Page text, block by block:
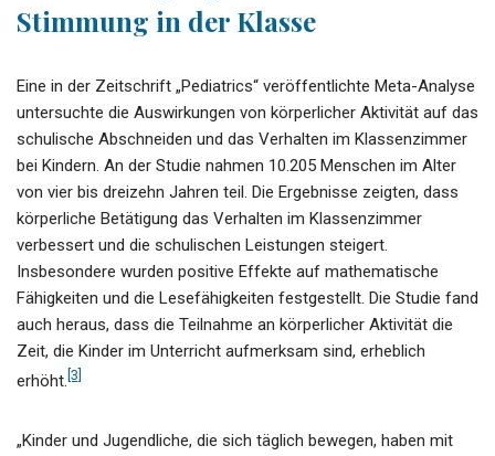
Stimmung in der Klasse
Eine in der Zeitschrift „Pediatrics“ veröffentlichte Meta-Analyse
untersuchte die Auswirkungen von körperlicher Aktivität auf das
schulische Abschneiden und das Verhalten im Klassenzimmer
bei Kindern. An der Studie nahmen 10.205 Menschen im Alter
von vier bis dreizehn Jahren teil. Die Ergebnisse zeigten, dass
körperliche Betätigung das Verhalten im Klassenzimmer
verbessert und die schulischen Leistungen steigert.
Insbesondere wurden positive Effekte auf mathematische
Fähigkeiten und die Lesefähigkeiten festgestellt. Die Studie fand
auch heraus, dass die Teilnahme an körperlicher Aktivität die
Zeit, die Kinder im Unterricht aufmerksam sind, erheblich
erhöht. [3]
„Kinder und Jugendliche, die sich täglich bewegen, haben mit